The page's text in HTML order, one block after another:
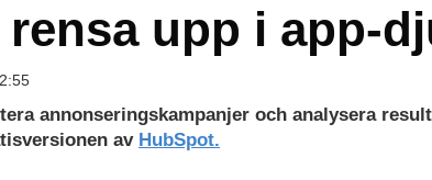
upp i app-
annonseringskampanjer och analysera
av HubSpot.